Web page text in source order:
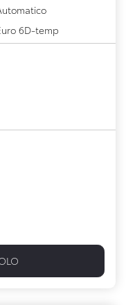
6D-temp